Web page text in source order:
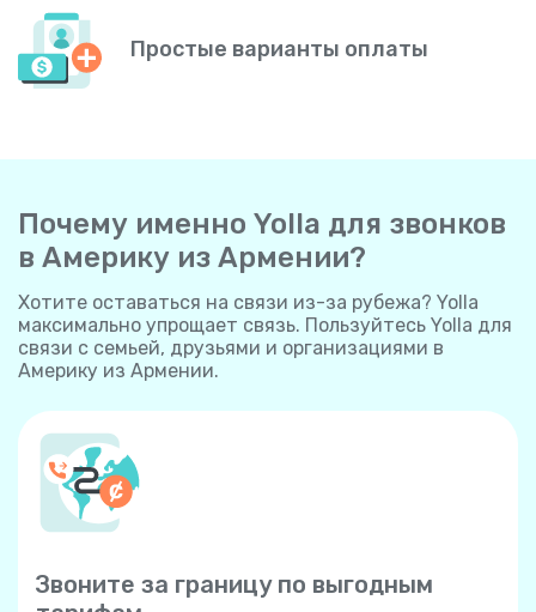
Простые варианты оплаты
Почему именно Yolla для звонков
в Америку из Армении?
Хотите оставаться на связи из-за рубежа? Yolla
максимально упрощает связь. Пользуйтесь Yolla для
связи с семьей, друзьями и организациями в
Америку из Армении.
Звоните за границу по выгодным